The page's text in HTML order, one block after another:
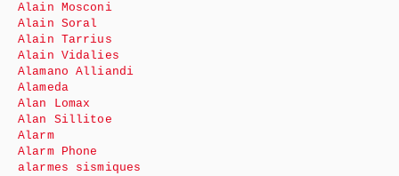
Alain Mosconi
Alain Soral
Alain Tarrius
Alain Vidalies
Alamano Alliandi
Alameda
Alan Lomax
Alan Sillitoe
Alarm
Alarm Phone
alarmes sismiques